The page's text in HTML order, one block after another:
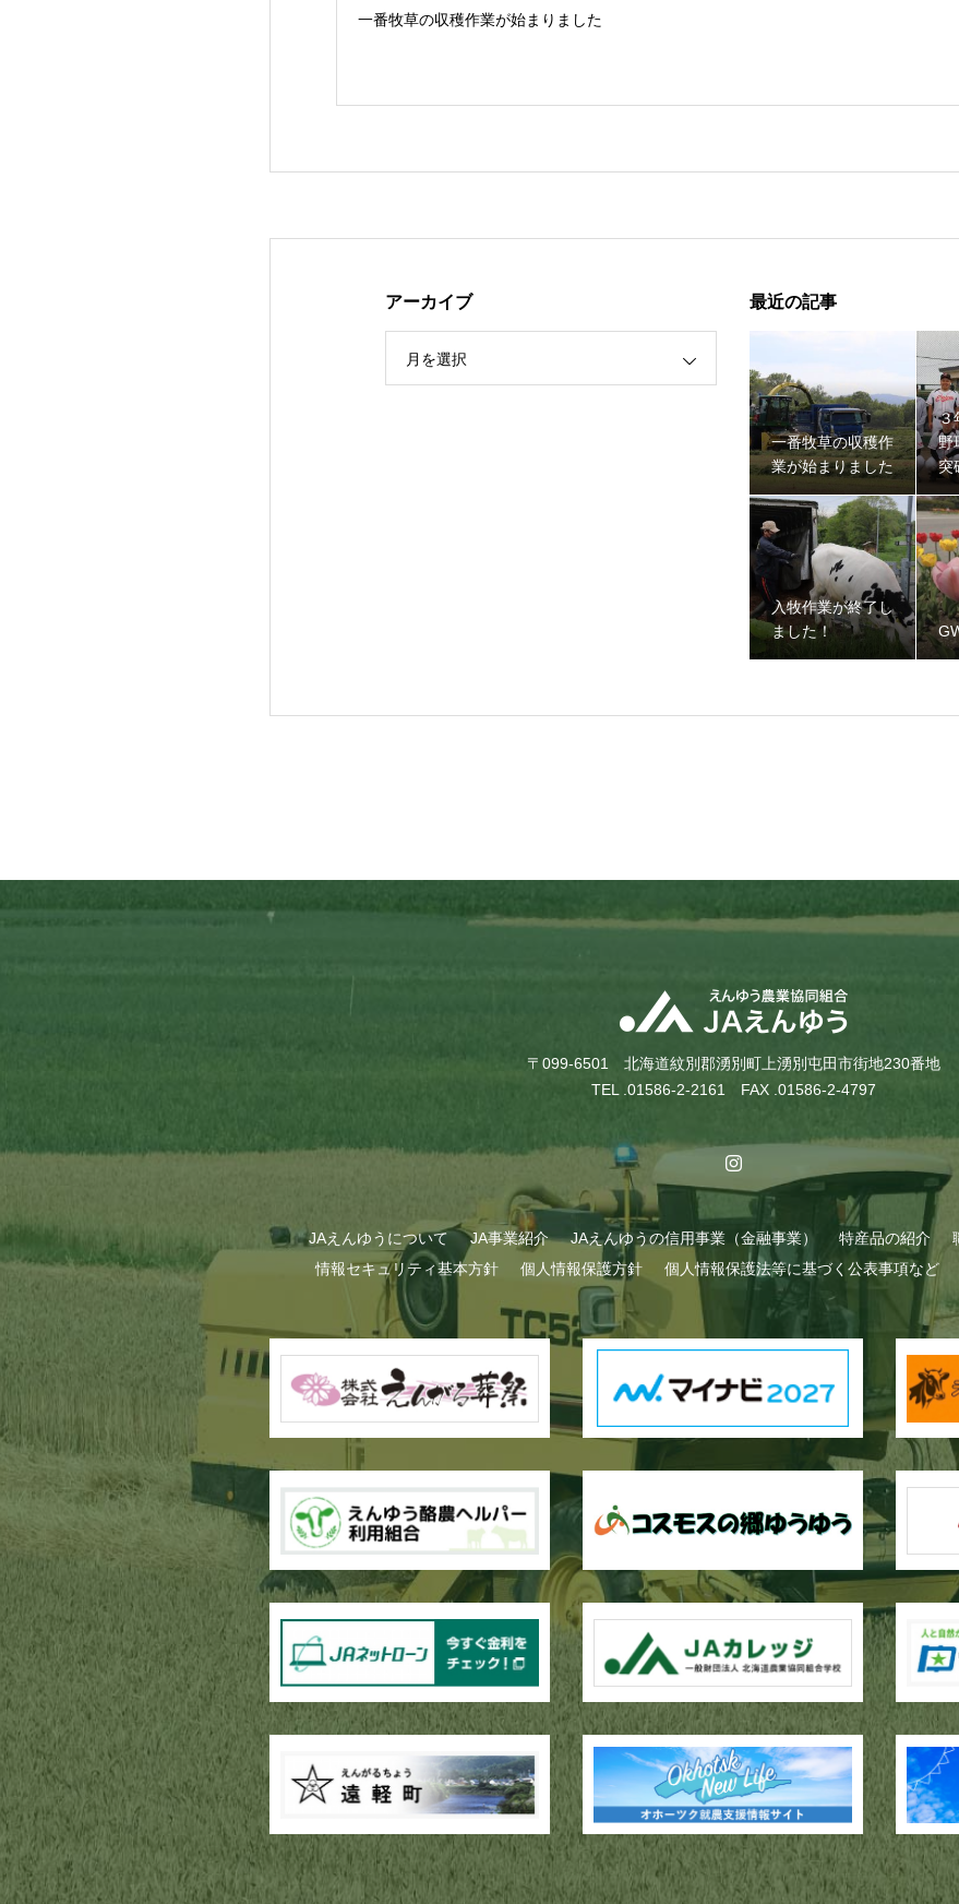
一番牧草の収穫作業が始まりました
甜菜の播種作業が始まりました
ブロッコリー播種作業が行われています
アーカイブ
月を選択
最近の記事
一番牧草の収穫作
業が始まりました
３
野
突
入牧作業が終了し
ました！
〒099-6501 北海道紋別郡湧別町上湧別屯田市街地230番地
TEL .01586-2-2161 FAX .01586-2-4797
JAえんゆうについて JA事業紹介 JAえんゆうの信用事業（金融事業） 特産品の紹介
情報セキュリティ基本方針
個人情報保護方針 個人情報保護法等に基づく公表事項など